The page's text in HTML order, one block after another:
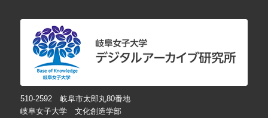
510-2592 岐阜市太郎丸80番地
岐阜女子大学 文化創造学部